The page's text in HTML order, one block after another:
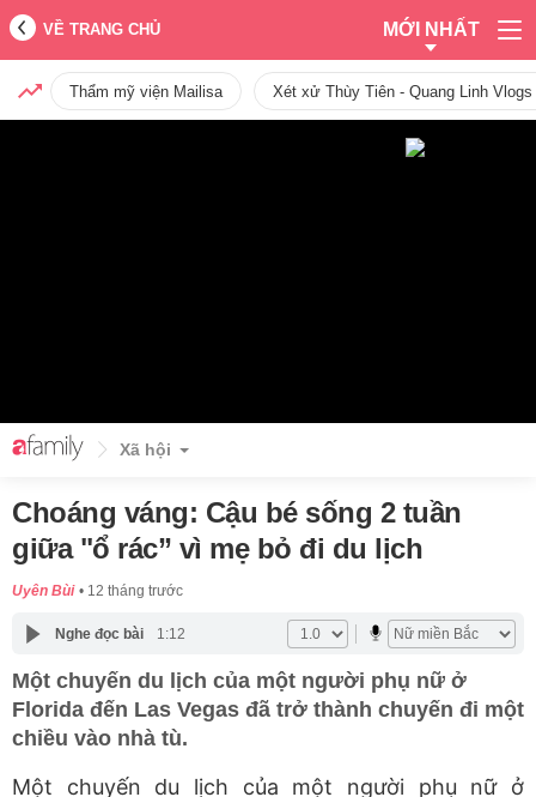
VỀ TRANG CHỦ MỚI NHẤT
Thẩm mỹ viện Mailisa Xét xử Thùy Tiên - Quang Linh
Xã hội
Choáng váng: Cậu bé sống 2 tuần
giữa "ổ rác” vì mẹ bỏ đi du lịch
Uyên Bùi 12 tháng trước
Nghe đọc bài 1:12
Một chuyến du lịch của một người phụ nữ ở
Florida đến Las Vegas đã trở thành chuyến đi một
chiều vào nhà tù.
Một chuyến du lịch của một người phụ nữ ở